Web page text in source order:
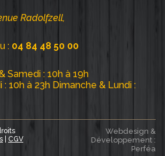
Radolfzell,
: 04 84 48 50 00
Samedi : 10h à 19h
: 10h à 23h Dimanche & Lundi :
CGV
Webdesign &
Développement :
Perféa